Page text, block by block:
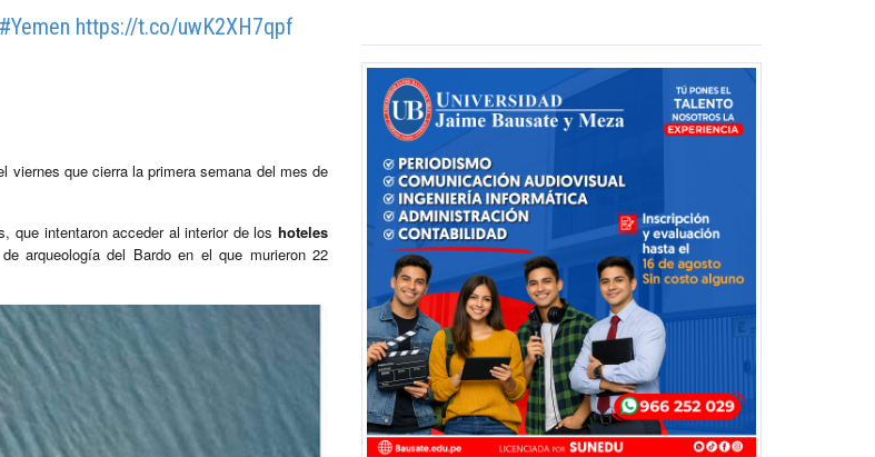
#Yemen https://t.co/uwK2XH7qpf
viernes que cierra la primera semana del mes de
que intentaron acceder al interior de loshoteles
arqueología del Bardo en el que murieron 22